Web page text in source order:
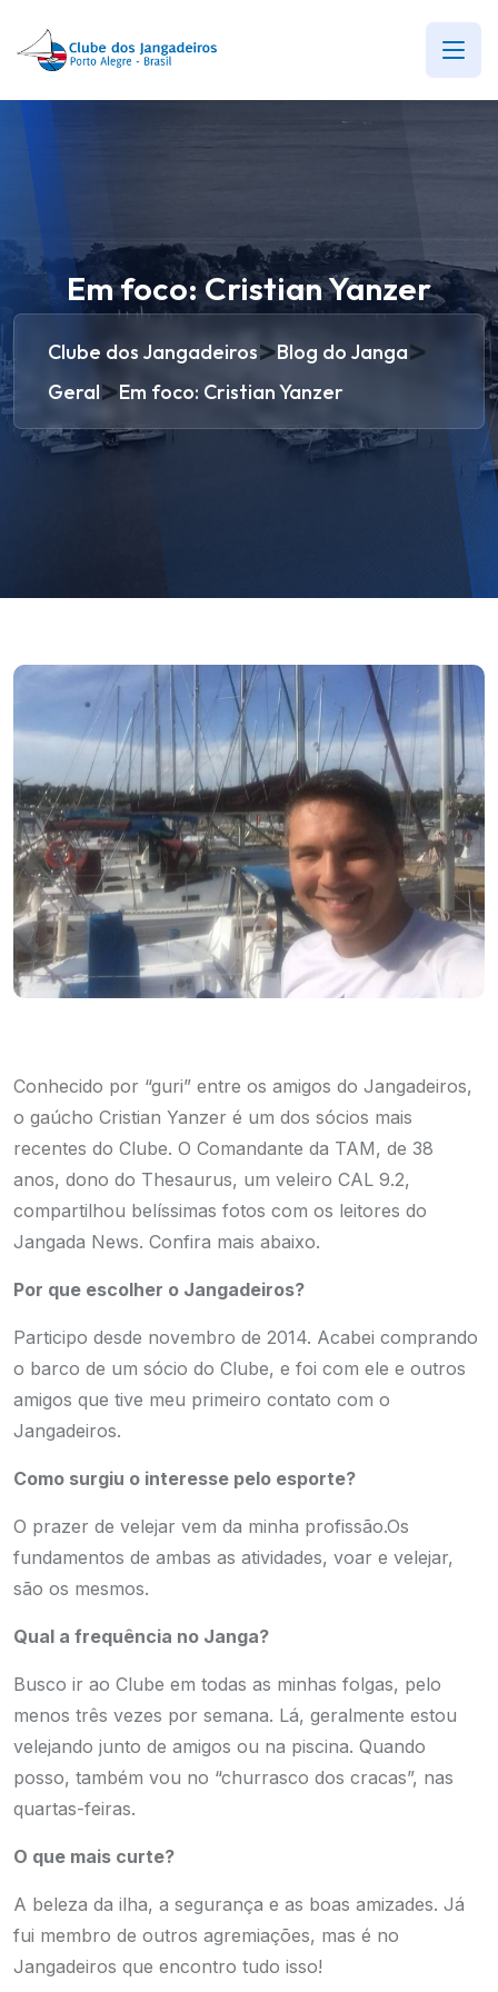
Em foco: Cristian Yanzer
Clube dos Jangadeiros>Blog do Janga>
Geral>Em foco: Cristian Yanzer
Conhecido por “guri” entre os amigos do Jangadeiros,
o gaúcho Cristian Yanzer é um dos sócios mais
recentes do Clube. O Comandante da TAM, de 38
anos, dono do Thesaurus, um veleiro CAL 9.2,
compartilhou belíssimas fotos com os leitores do
Jangada News. Confira mais abaixo.
Por que escolher o Jangadeiros?
Participo desde novembro de 2014. Acabei comprando
o barco de um sócio do Clube, e foi com ele e outros
amigos que tive meu primeiro contato com o
Jangadeiros.
Como surgiu o interesse pelo esporte?
O prazer de velejar vem da minha profissão.Os
fundamentos de ambas as atividades, voar e velejar,
são os mesmos.
Qual a frequência no Janga?
Busco ir ao Clube em todas as minhas folgas, pelo
menos três vezes por semana. Lá, geralmente estou
velejando junto de amigos ou na piscina. Quando
posso, também vou no “churrasco dos cracas”, nas
quartas-feiras.
O que mais curte?
A beleza da ilha, a segurança e as boas amizades. Já
fui membro de outros agremiações, mas é no
Jangadeiros que encontro tudo isso!